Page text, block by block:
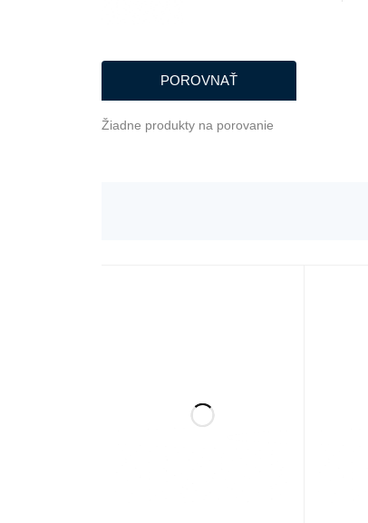
AR70H12C1ABN
EU R32
POROVNAŤ
Žiadne produkty na porovanie